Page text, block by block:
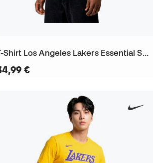
T-Shirt Los Angeles Lakers Essential Statement Edition Luka Doncic
€